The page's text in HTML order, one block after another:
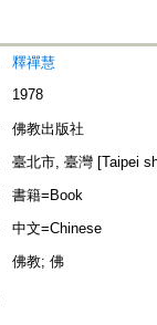
釋禪慧
1978
佛教出版社
臺北市, 臺灣 [Taipei
書籍=Book
中文=Chinese
佛教; 佛